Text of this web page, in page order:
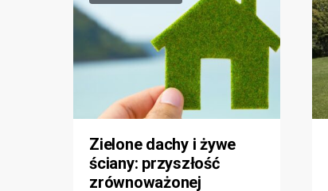
Zielone dachy i żywe
ściany: przyszłość
zrównoważonej